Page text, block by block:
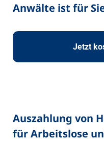
Anwälte ist für
Jetzt
Auszahlung von
für Arbeitslose